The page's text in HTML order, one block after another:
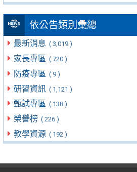
依公告類別彙總
最新消息 ( 3,019 )
家長專區 ( 720 )
防疫專區 ( 9 )
研習資訊 ( 1,121 )
甄試專區 ( 138 )
榮譽榜 ( 226 )
教學資源 ( 192 )